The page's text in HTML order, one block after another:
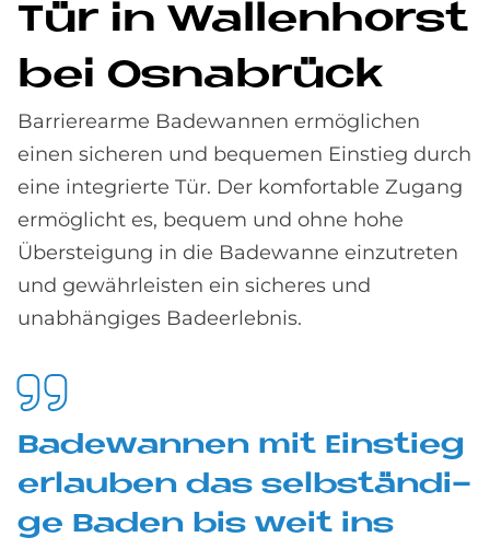
Tür in Wal­len­horst
bei Os­na­brück
Barrierearme Badewannen ermöglichen
einen sicheren und bequemen Einstieg durch
eine integrierte Tür. Der komfortable Zugang
ermöglicht es, bequem und ohne hohe
Übersteigung in die Badewanne einzutreten
und gewährleisten ein sicheres und
unabhängiges Badeerlebnis.
Ba­de­wan­nen mit Ein­stieg
er­lau­ben das selb­stän­di­
ge Ba­den bis weit ins